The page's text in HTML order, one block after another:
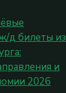
д билеты из
и
2026